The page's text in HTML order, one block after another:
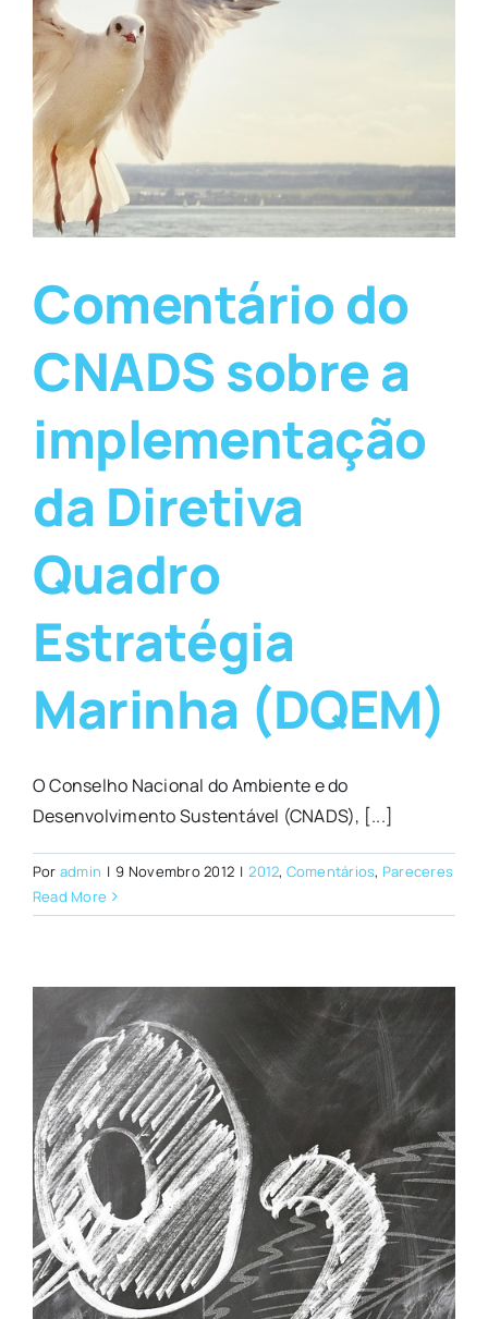
Comentário do
CNADS sobre a
implementação
da Diretiva
Quadro
Estratégia
Marinha (DQEM)
O Conselho Nacional do Ambiente e do
Desenvolvimento Sustentável (CNADS), [...]
Por admin | 9 Novembro 2012 | 2012, Comentários, Pareceres
Read More